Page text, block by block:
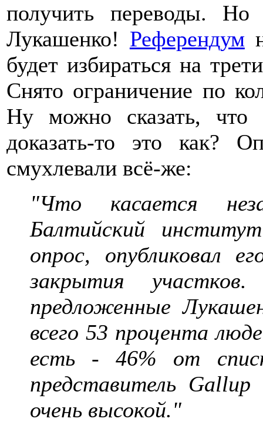
получить переводы. Но
Лукашенко! Референдум
будет избираться на
Снято ограничение по
Ну можно сказать, что
доказать-то это как?
смухлевали всё-же:
"Что касается
Балтийский
опрос, опубликовал
закрытия
предложенные
всего 53 процента
есть - 46% от
представитель
очень высокой."